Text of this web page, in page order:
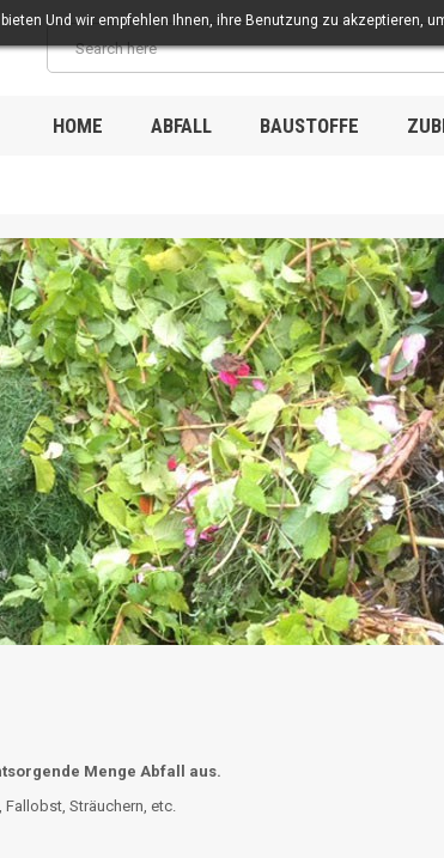
HOME ABFALL BAUSTOFFE
Und wir empfehlen Ihnen, ihre Benutzung zu akzeptieren,
Menge Abfall aus.
Sträuchern, etc.